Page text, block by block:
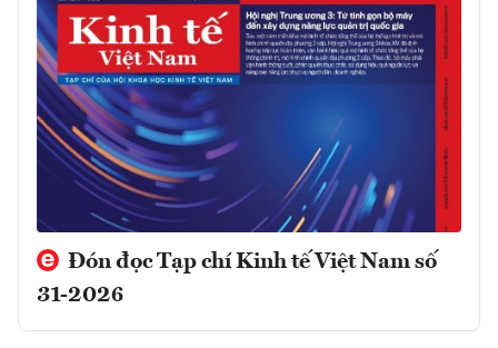
Đón đọc Tạp chí Kinh tế Việt Nam số
31-2026